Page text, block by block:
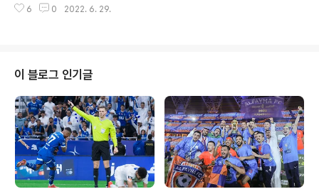
종 공개! 카타르 월드컵을 대비한 냉방 경기장을 활용해 8
629/view.do?seq=1345790 공지 내용이 낯설 분들
==================== 2022 카타르 월드컵 관
련 카타르 정부 방침을 아래와 같이 안내드리오니, 월드컵
기간(22.11.1-23.1.23) 카타르를 방문하실 예정이신 방문
객 및 교민들께서는 출입국, 숙박, 대중교통 이용 등 관련하
여 아래 내용을 참고하시기 바랍니다..
6 0 2022. 6. 29.
이 블로그 인기글